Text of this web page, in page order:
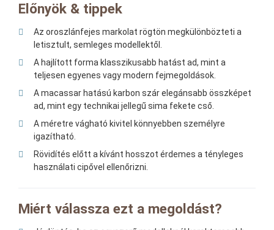
Előnyök & tippek
Az oroszlánfejes markolat rögtön megkülönbözteti a
letisztult, semleges modellektől.
A hajlított forma klasszikusabb hatást ad, mint a
teljesen egyenes vagy modern fejmegoldások.
A macassar hatású karbon szár elegánsabb összképet
ad, mint egy technikai jellegű sima fekete cső.
A méretre vágható kivitel könnyebben személyre
igazítható.
Rövidítés előtt a kívánt hosszot érdemes a tényleges
használati cipővel ellenőrizni.
Miért válassza ezt a megoldást?